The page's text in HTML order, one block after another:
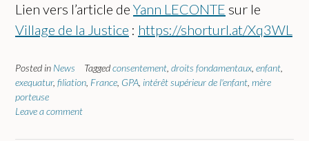
Lien vers l’article de Yann LECONTE sur le
Village de la Justice : https://shorturl.at/Xq3WL
Posted in News Taggedconsentement droits fondamentaux enfant
exequatur, filiation France GPA intérêt supérieur de l'enfant mère
porteuse
Leave a comment